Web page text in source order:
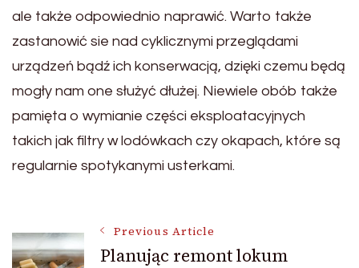
ale także odpowiednio naprawić. Warto także
zastanowić sie nad cyklicznymi przeglądami
urządzeń bądź ich konserwacją, dzięki czemu będą
mogły nam one służyć dłużej. Niewiele obób także
pamięta o wymianie części eksploatacyjnych
takich jak filtry w lodówkach czy okapach, które są
regularnie spotykanymi usterkami.
Post
Previous Article
Planując remont lokum